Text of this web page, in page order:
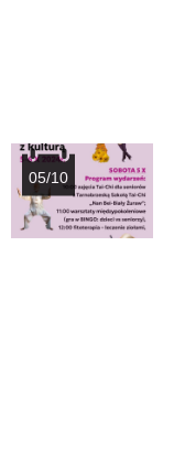
05/10